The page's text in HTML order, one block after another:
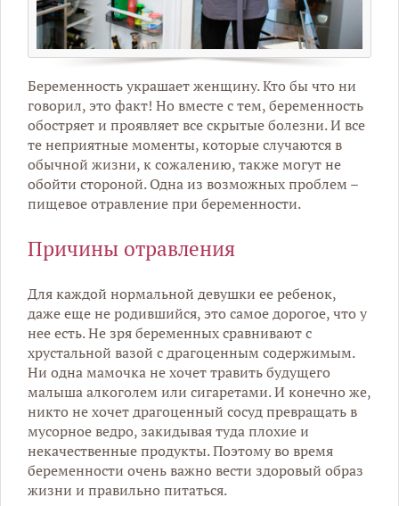
Беременность украшает женщину. Кто бы что ни
говорил, это факт! Но вместе с тем, беременность
обостряет и проявляет все скрытые болезни. И все
те неприятные моменты, которые случаются в
обычной жизни, к сожалению, также могут не
обойти стороной. Одна из возможных проблем –
пищевое отравление при беременности.
Причины отравления
Для каждой нормальной девушки ее ребенок,
даже еще не родившийся, это самое дорогое, что у
нее есть. Не зря беременных сравнивают с
хрустальной вазой с драгоценным содержимым.
Ни одна мамочка не хочет травить будущего
малыша алкоголем или сигаретами. И конечно же,
никто не хочет драгоценный сосуд превращать в
мусорное ведро, закидывая туда плохие и
некачественные продукты. Поэтому во время
беременности очень важно вести здоровый образ
жизни и правильно питаться.